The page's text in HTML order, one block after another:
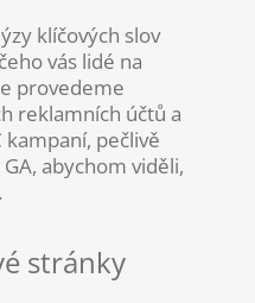
klíčových slov
vás lidé na
provedeme
reklamních účtů a
kampaní, pečlivě
abychom viděli,
stránky